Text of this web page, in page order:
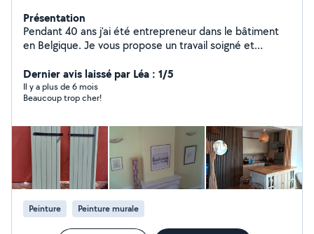
Présentation
Pendant 40 ans j'ai été entrepreneur dans le bâtiment
en Belgique. Je vous propose un travail soigné et
la menuiserie, l'électricité... Je suis équipé avec du
matériel PRO et je peux me déplacer dans un rayon de
+/- 20km autour de Grasse. Si le travail est important je
travaux le travail pourra se faire en régie (par heure).
Dernier avis laissé par Léa : 1/5
Il y a plus de 6 mois
Beaucoup trop cher!
Peinture Peinture murale